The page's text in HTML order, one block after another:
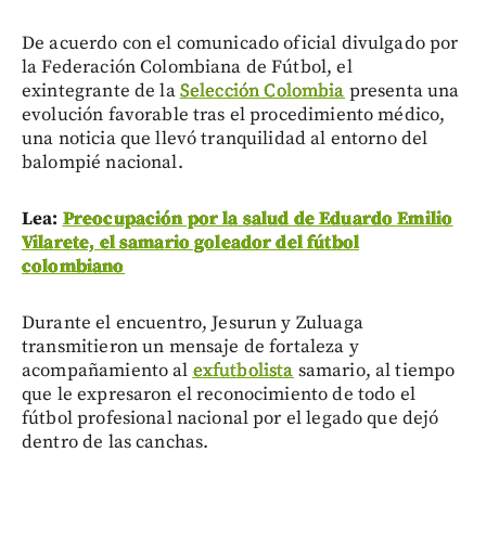
De acuerdo con el comunicado oficial divulgado por
la Federación Colombiana de Fútbol, el
exintegrante de laSelección Colombia presenta una
evolución favorable tras el procedimiento médico,
una noticia que llevó tranquilidad al entorno del
balompié nacional.
Lea: Preocupación por la salud de Eduardo Emilio
Vilarete, el samario goleador del fútbol
colombiano
Durante el encuentro, Jesurun y Zuluaga
transmitieron un mensaje de fortaleza y
acompañamiento al exfutbolista samario, al tiempo
que le expresaron el reconocimiento de todo el
fútbol profesional nacional por el legado que dejó
dentro de las canchas.